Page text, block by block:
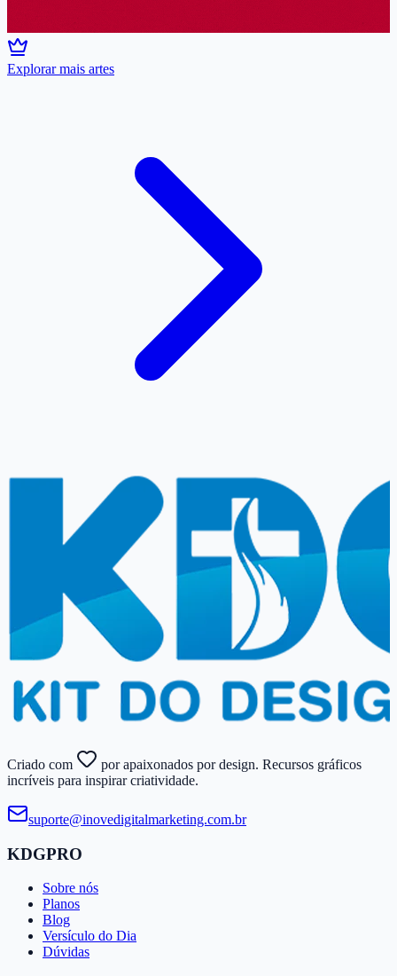
Explorar mais artes
Criado com
por apaixonados por design. Recursos gráficos
incríveis para inspirar criatividade.
suporte@​inovedigitalmarketing.​com.​br
KDGPRO
Sobre nós
Planos
Blog
Versículo do Dia
Dúvidas